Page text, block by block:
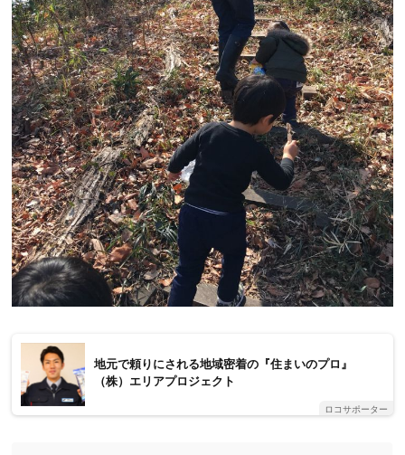
地元で頼りにされる地域密着の『住まいのプロ』
（株）エリアプロジェクト
ロコサポーター